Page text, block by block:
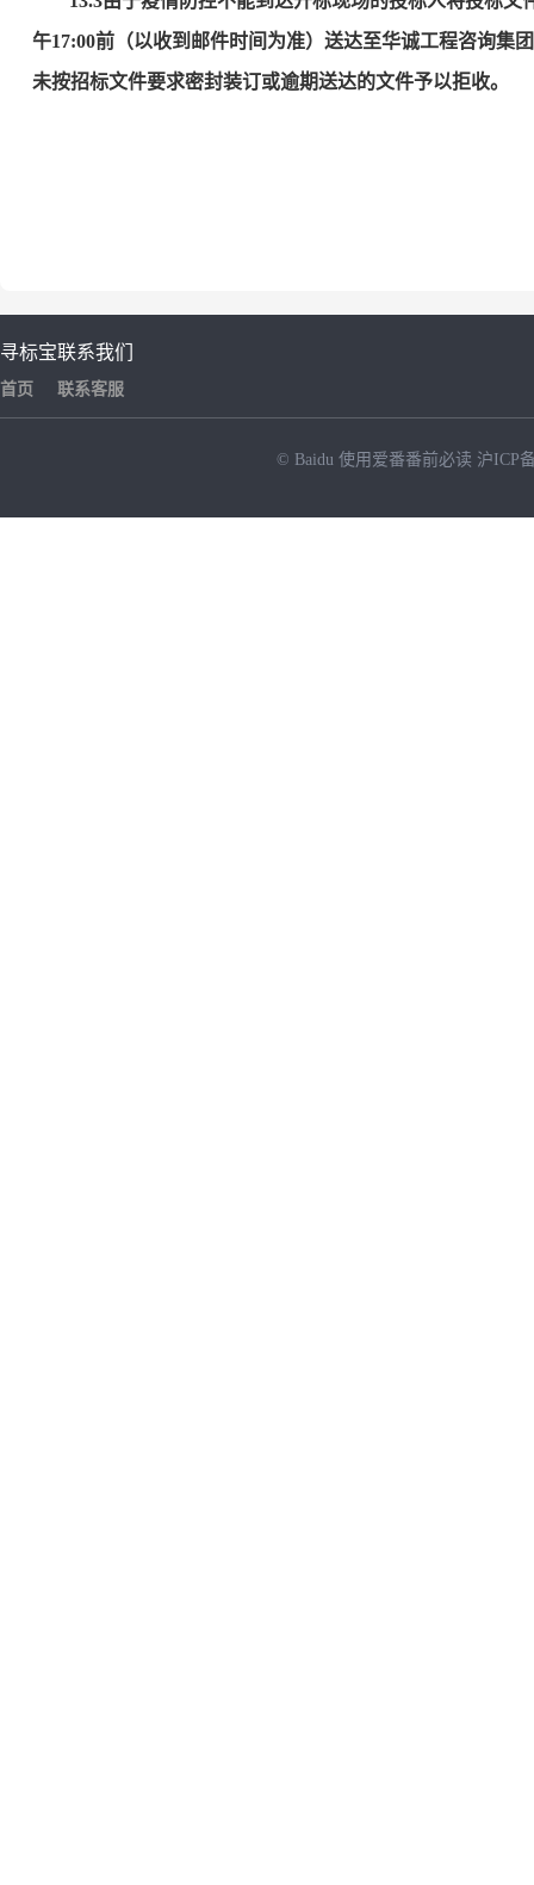
午17:00前（以收到邮件时间为准）送达至华诚工程咨询集
未按招标文件要求密封装订或逾期送达的文件予以拒收。
寻标宝
首页
联系我们
联系客服
© Baidu 使用爱番番前必读 沪ICP